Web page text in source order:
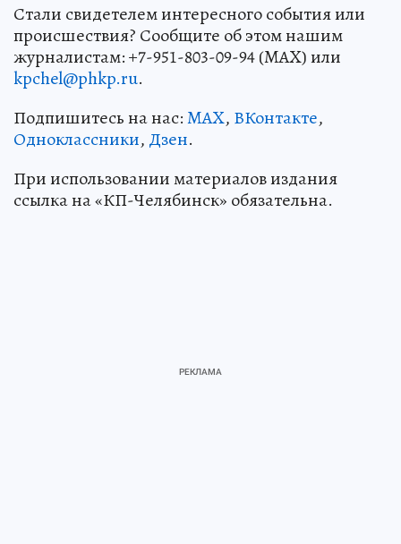
Стали свидетелем интересного события или
происшествия? Сообщите об этом нашим
журналистам: +7-951-803-09-94 (MAX) или
kpchel@phkp.ru.
Подпишитесь на нас:MAX, ВКонтакте,
Одноклассники, Дзен.
При использовании материалов издания
ссылка на «КП-Челябинск» обязательна.